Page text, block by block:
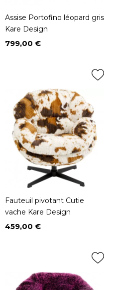
Assise Portofino léopard gris
Kare Design
Prix
799,00 €
Fauteuil pivotant Cutie
vache Kare Design
Prix
459,00 €